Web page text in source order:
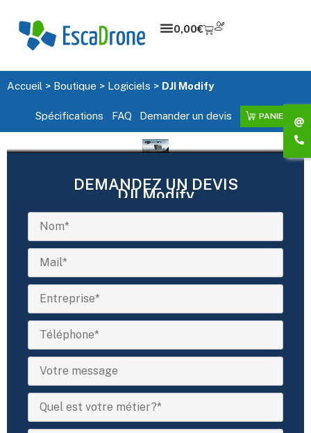
0,00€
Accueil > Boutique > Logiciels > DJI Modify
Spécifications FAQ Demander un devis PANIER
DEMANDEZ UN DEVIS
DJI Modify